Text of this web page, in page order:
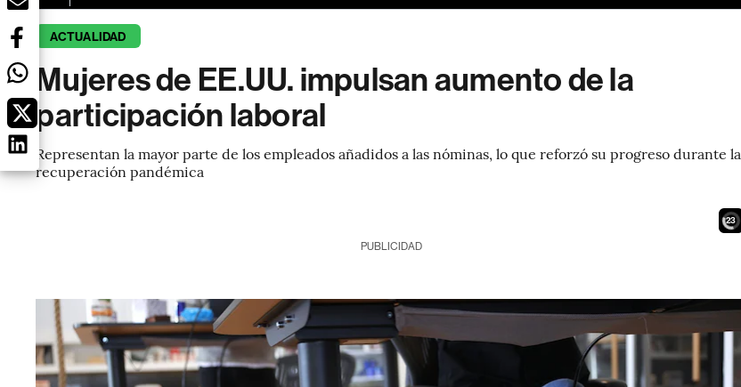
ACTUALIDAD
Mujeres de EE.UU. impulsan aumento de la
participación laboral
Representan la mayor parte de los empleados añadidos a las nóminas, lo que reforzó su progreso durante la
recuperación pandémica
21
PUBLICIDAD